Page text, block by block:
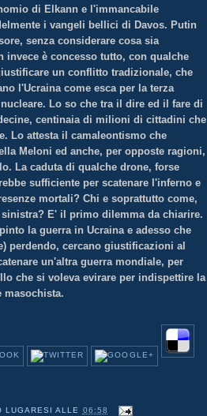
di Elkann e l'immancabile
i vangeli bellici di Davos. Putin
senza considerare cosa sia
invece è concesso tutto, con qualche
un conflitto tradizionale, che
l'Ucraina come esca per la terza
Lo so che tra il dire ed il fare di
centinaia di milioni di cittadini che
Lo attesta il camaleontismo che
Meloni ed anche, per opposte ragioni,
La caduta di qualche drone, forse
sufficiente per scatenare l'inferno e
mortali? Chi e soprattutto come,
E' il primo dilemma da chiarire.
la guerra in Ucraina e adesso che
perdendo, cercano giustificazioni al
un'altra guerra mondiale, per
che si voleva evirare per indispettire la
masochista.
LUGARESI ALLE 06:58